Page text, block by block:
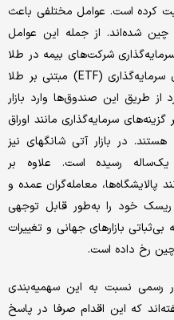
کرده است. عوامل مختلفی باعث
شده‌اند. از جمله این عوامل
شرکت‌های بیمه در طلا
و افزایش ورود سرمایه‌ به صندوق‌های سرمایه‌گذاری (ETF) مبتنی بر طلا
از طریق این صندوق‌ها وارد بازار
سرمایه‌گذاری مانند اوراق
در بازار آتی شانگهای نیز
رسیده است. علاوه بر
پالایشگاه‌ها، معامله‌گران عمده و
خود را به‌طور قابل توجهی
بازارهای جهانی و تغییرات
رخ داده است.
رسمی نسبت به این سهمیه‌بندی
که این اقدام صرفا در پاسخ